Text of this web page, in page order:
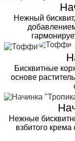
Нежный
Бисквитные
основе
Нежные
взбитого